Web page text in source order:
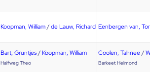
Koopman, William/de Lauw, Richard Eenbergen van,
Bart, Gruntjes/ Koopman, William
Halfweg Theo
Coolen, Tahnee/
Barkeet Helmond